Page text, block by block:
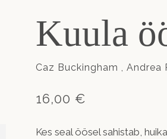
Kuula
Caz Buckingham , Andrea
16,00 €
Kes seal öösel sahistab,